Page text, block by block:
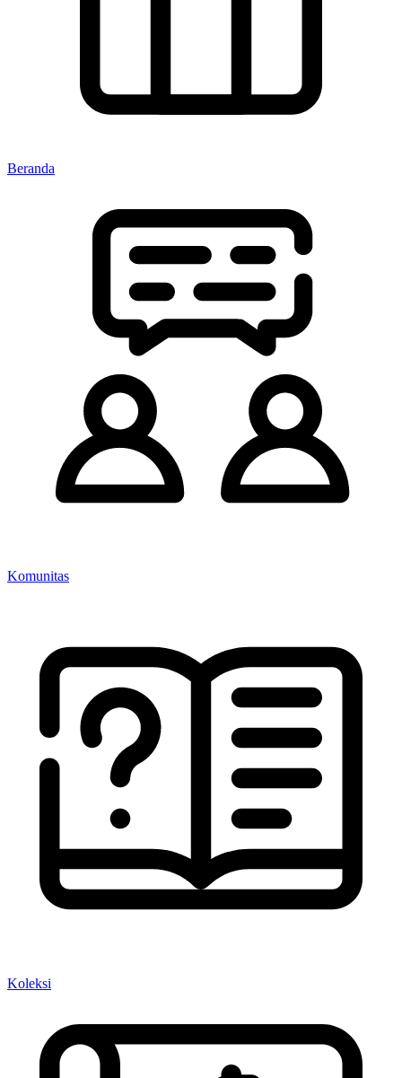
Beranda
Komunitas
Koleksi